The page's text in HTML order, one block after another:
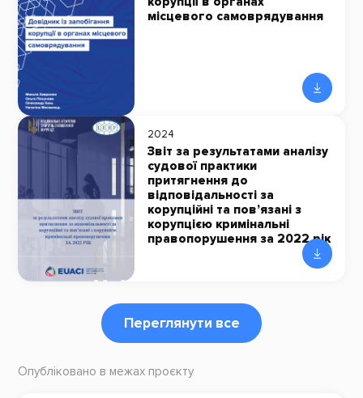
місцевого самоврядування
2024
Звіт за результатами аналізу
судової практики
притягнення до
відповідальності за
корупційні та пов’язані з
корупцією кримінальні
правопорушення за 2022 рік
Переглянути все
Опубліковано в межах проєкту